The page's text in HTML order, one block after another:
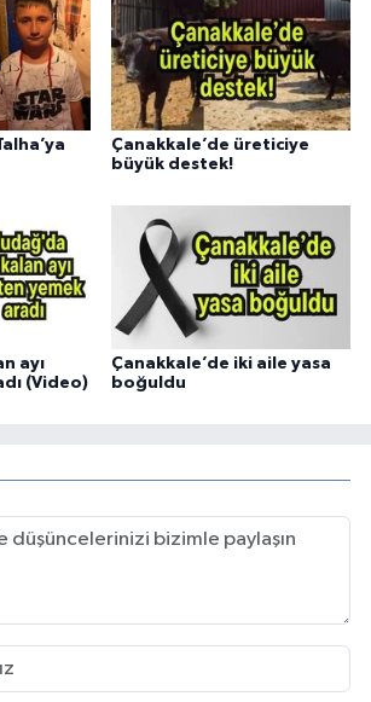
Çanakkale’de üreticiye
büyük destek!
ayı
(Video)
Çanakkale’de iki aile yasa
boğuldu